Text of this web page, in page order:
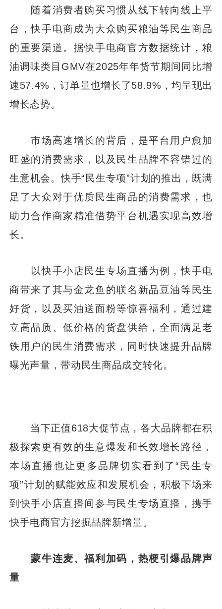
随着消费者购买习惯从线下转向线上平
台，快手电商成为大众购买粮油等民生商品
的重要渠道。据快手电商官方数据统计，粮
油调味类目GMV在2025年年货节期间同比增
速57.4%，订单量也增长了58.9%，均呈现出
增长态势。
市场高速增长的背后，是平台用户愈加
旺盛的消费需求，以及民生品牌不容错过的
生意机会。快手“民生专项”计划的推出，既满
足了大众对于优质民生商品的消费需求，也
助力合作商家精准借势平台机遇实现高效增
长。
以快手小店民生专场直播为例，快手电
商带来了其与金龙鱼的联名新品豆油等民生
好货，以及买油送面粉等惊喜福利，通过建
立高品质、低价格的货盘供给，全面满足老
铁用户的民生消费需求，同时快速提升品牌
曝光声量，带动民生商品成交转化。
当下正值618大促节点，各大品牌都在积
极探索更有效的生意爆发和长效增长路径，
本场直播也让更多品牌切实看到了“民生专
项”计划的赋能效应和发展机会，积极下场来
到快手小店直播间参与民生专场直播，携手
快手电商官方挖掘品牌新增量。
蒙牛连麦、福利加码，热梗引爆品牌声
量